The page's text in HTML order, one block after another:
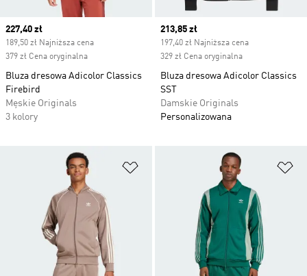
Current price
227,40 zł
189,50 zł Najniższa cena
379 zł Cena oryginalna
Bluza dresowa Adicolor Classics
Firebird
Męskie Originals
3 kolory
Current price
213,85 zł
197,40 zł Najniższa cena
329 zł Cena oryginalna
Bluza dresowa Adicolor Classics
SST
Damskie Originals
Personalizowana
Dodaj do listy życzeń